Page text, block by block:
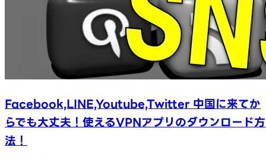
Facebook,LINE,Youtube,Twitter 中国に来てか
らでも大丈夫！使えるVPNアプリのダウンロード方
法！